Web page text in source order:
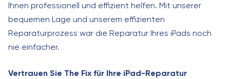
Ihnen professionell und effizient helfen. Mit unserer
bequemen Lage und unserem effizienten
Reparaturprozess war die Reparatur Ihres iPads noch
nie einfacher.
Vertrauen Sie The Fix für Ihre iPad-Reparatur